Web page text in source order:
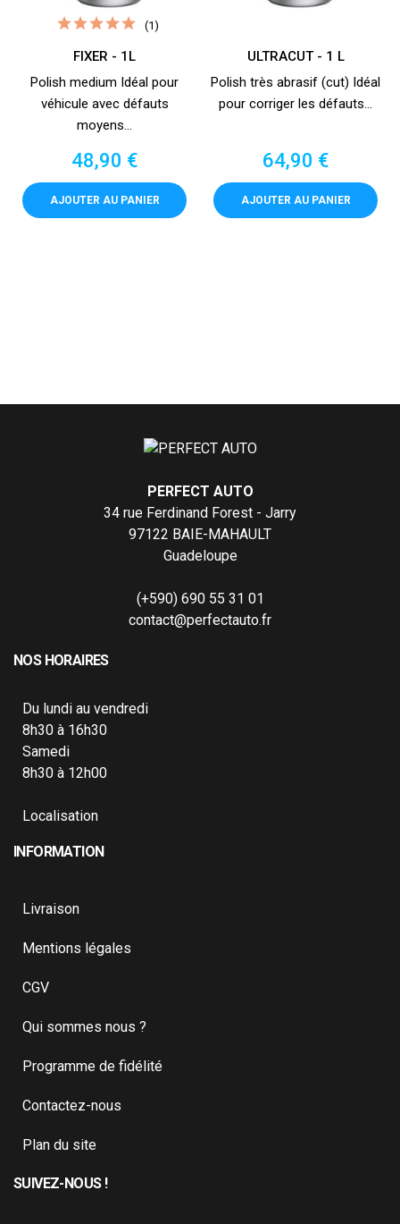
(1)
FIXER - 1L
Polish medium Idéal pour
véhicule avec défauts
moyens...
Prix
48,90 €
AJOUTER AU PANIER
ULTRACUT - 1 L
Polish très abrasif (cut) Idéal
pour corriger les défauts...
Prix
64,90 €
AJOUTER AU PANIER
PERFECT AUTO
34 rue Ferdinand Forest - Jarry
97122 BAIE-MAHAULT
Guadeloupe
(+590) 690 55 31 01
contact@perfectauto.fr
NOS HORAIRES
Du lundi au vendredi
8h30 à 16h30
Samedi
8h30 à 12h00
Localisation
INFORMATION
Livraison
Mentions légales
CGV
Qui sommes nous ?
Programme de fidélité
Contactez-nous
Plan du site
SUIVEZ-NOUS !